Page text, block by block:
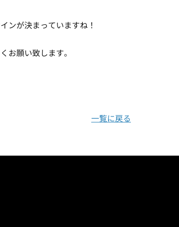
ンが決まっていますね！
お願い致します。
一覧に戻る